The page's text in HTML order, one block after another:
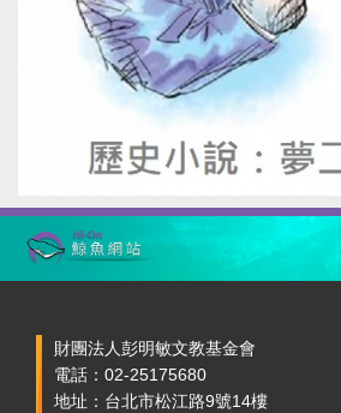
財團法人彭明敏文教基金會
電話：02-25175680
地址：台北市松江路9號14樓